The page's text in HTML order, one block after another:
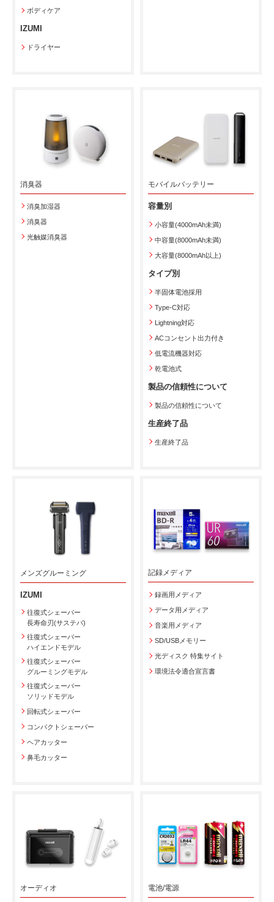
ボディケア
IZUMI
ドライヤー
消臭器
消臭加湿器
消臭器
光触媒消臭器
モバイルバッテリー
容量別
小容量(4000mAh未満)
中容量(8000mAh未満)
大容量(8000mAh以上)
タイプ別
半固体電池採用
Type-C対応
Lightning対応
ACコンセント出力付き
低電流機器対応
乾電池式
製品の信頼性について
製品の信頼性について
生産終了品
生産終了品
メンズグルーミング
IZUMI
往復式シェーバー
長寿命刃(サステバ)
往復式シェーバー
ハイエンドモデル
往復式シェーバー
グルーミングモデル
往復式シェーバー
ソリッドモデル
回転式シェーバー
コンパクトシェーバー
ヘアカッター
鼻毛カッター
記録メディア
録画用メディア
データ用メディア
音楽用メディア
SD/USBメモリー
光ディスク 特集サイト
環境法令適合宣言書
オーディオ 電池/電源